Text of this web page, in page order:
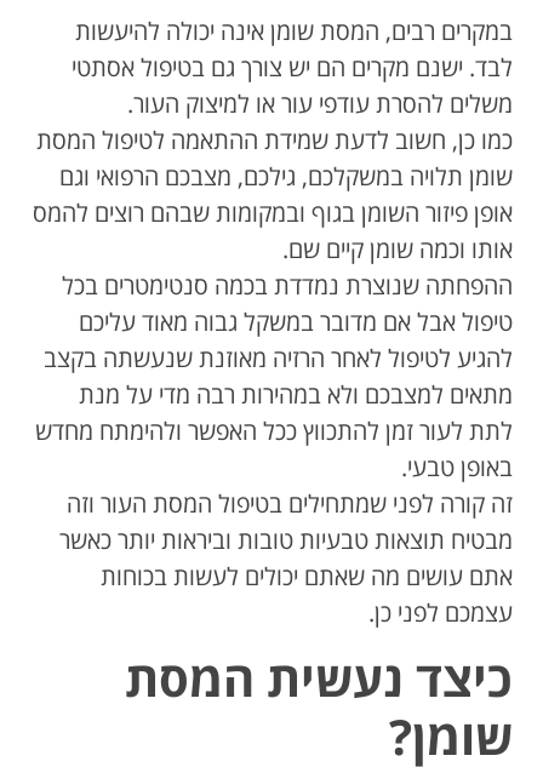
במקרים רבים, המסת שומן אינה יכולה להיעשות
לבד. ישנם מקרים הם יש צורך גם בטיפול אסתטי
משלים להסרת עודפי עור או למיצוק העור.
כמו כן, חשוב לדעת שמידת ההתאמה לטיפול המסת
שומן תלויה במשקלכם, גילכם, מצבכם הרפואי וגם
אופן פיזור השומן בגוף ובמקומות שבהם רוצים להמס
אותו וכמה שומן קיים שם.
ההפחתה שנוצרת נמדדת בכמה סנטימטרים בכל
טיפול אבל אם מדובר במשקל גבוה מאוד עליכם
להגיע לטיפול לאחר הרזיה מאוזנת שנעשתה בקצב
מתאים למצבכם ולא במהירות רבה מדי על מנת
לתת לעור זמן להתכווץ ככל האפשר ולהימתח מחדש
באופן טבעי.
זה קורה לפני שמתחילים בטיפול המסת העור וזה
מבטיח תוצאות טבעיות טובות וביראות יותר כאשר
אתם עושים מה שאתם יכולים לעשות בכוחות
עצמכם לפני כן.
כיצד נעשית המסת
שומן?